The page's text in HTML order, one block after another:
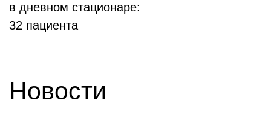
в дневном стационаре:
32 пациента
Новости